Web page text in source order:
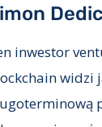
inwestor
widzi